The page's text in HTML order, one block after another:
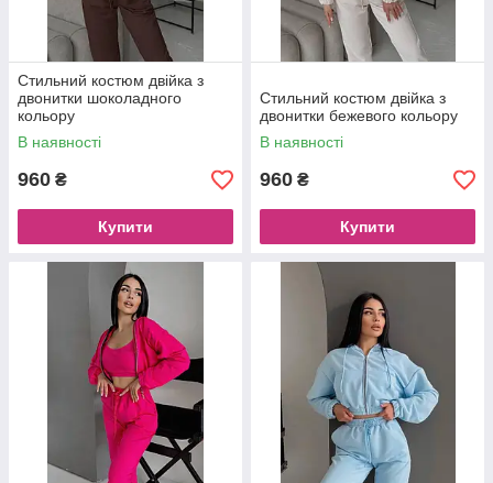
Стильний костюм двійка з
двонитки шоколадного
кольору
В наявності
960 ₴
Купити
Стильний костюм двійка з
двонитки бежевого кольору
В наявності
960 ₴
Купити